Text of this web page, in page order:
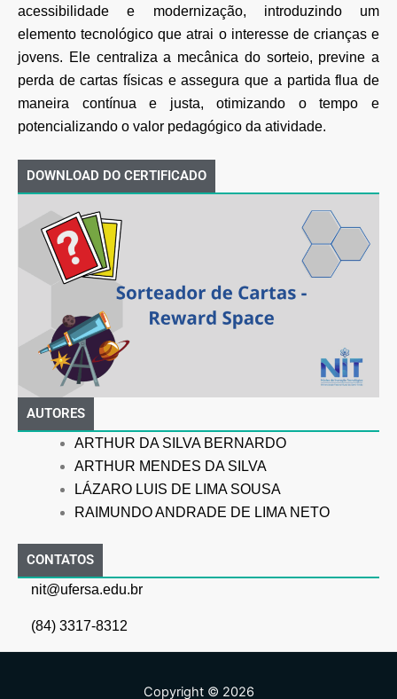
acessibilidade e modernização, introduzindo um
elemento tecnológico que atrai o interesse de crianças e
jovens. Ele centraliza a mecânica do sorteio, previne a
perda de cartas físicas e assegura que a partida flua de
maneira contínua e justa, otimizando o
tempo e
potencializando o valor pedagógico da atividade.
DOWNLOAD DO CERTIFICADO
AUTORES
ARTHUR DA SILVA BERNARDO
ARTHUR MENDES DA SILVA
LÁZARO LUIS DE LIMA SOUSA
RAIMUNDO ANDRADE DE LIMA NETO
CONTATOS
nit@ufersa.edu.br
(84) 3317-8312
Copyright © 2026